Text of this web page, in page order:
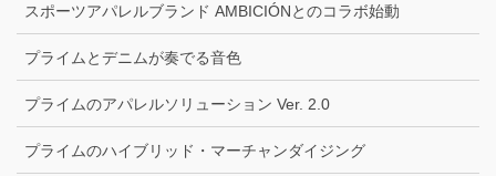
スポーツアパレルブランド AMBICIÓNとのコラボ始動
プライムとデニムが奏でる音色
プライムのアパレルソリューション Ver. 2.0
プライムのハイブリッド・マーチャンダイジング